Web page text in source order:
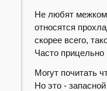
Не любят
относятся
скорее всего,
Часто
Могут почитать
Но это - запасной